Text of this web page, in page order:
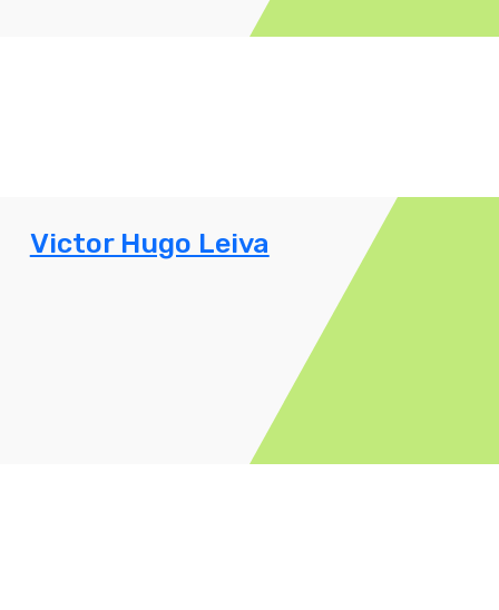
Victor Hugo Leiva